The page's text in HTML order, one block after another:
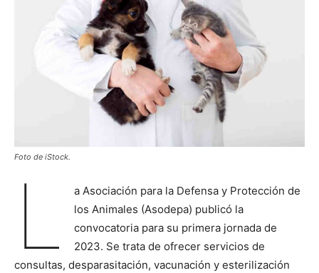
Foto de iStock.
L
a Asociación para la Defensa y Protección de
los Animales (Asodepa) publicó la
convocatoria para su primera jornada de
2023. Se trata de ofrecer servicios de
consultas, desparasitación, vacunación y esterilización